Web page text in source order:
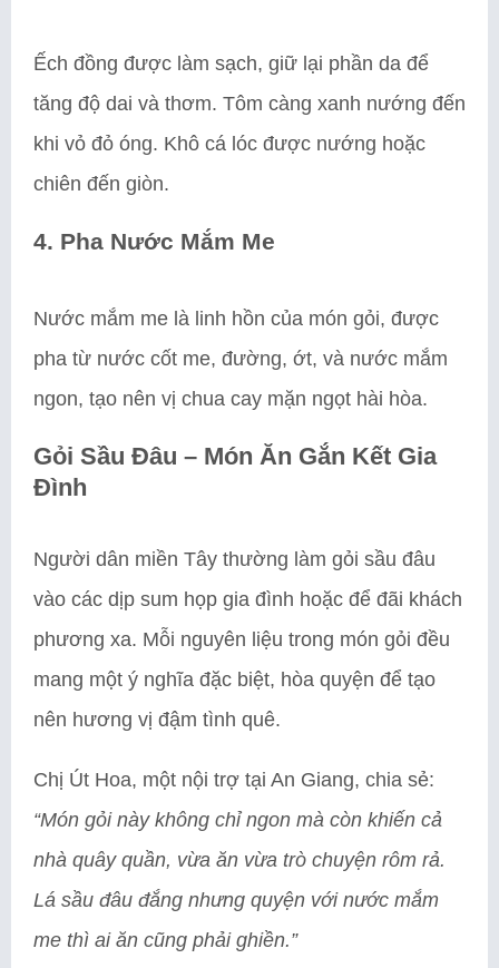
Ếch đồng được làm sạch, giữ lại phần da để
tăng độ dai và thơm. Tôm càng xanh nướng đến
khi vỏ đỏ óng. Khô cá lóc được nướng hoặc
chiên đến giòn.
4. Pha Nước Mắm Me
Nước mắm me là linh hồn của món gỏi, được
pha từ nước cốt me, đường, ớt, và nước mắm
ngon, tạo nên vị chua cay mặn ngọt hài hòa.
Gỏi Sầu Đâu – Món Ăn Gắn Kết Gia
Đình
Người dân miền Tây thường làm gỏi sầu đâu
vào các dịp sum họp gia đình hoặc để đãi khách
phương xa. Mỗi nguyên liệu trong món gỏi đều
mang một ý nghĩa đặc biệt, hòa quyện để tạo
nên hương vị đậm tình quê.
Chị Út Hoa, một nội trợ tại An Giang, chia sẻ:
“Món gỏi này không chỉ ngon mà còn khiến cả
nhà quây quần, vừa ăn vừa trò chuyện rôm rả.
Lá sầu đâu đắng nhưng quyện với nước mắm
me thì ai ăn cũng phải ghiền.”